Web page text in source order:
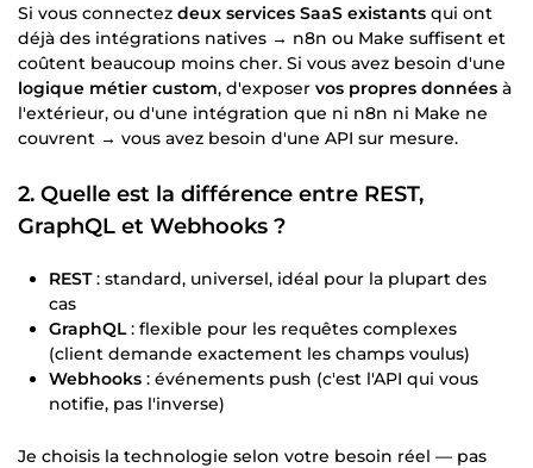
Si vous connectez deux services SaaS existants qui ont
déjà des intégrations natives → n8n ou Make suffisent et
coûtent beaucoup moins cher. Si vous avez besoin d'une
logique métier custom, d'exposer vos propres données à
l'extérieur, ou d'une intégration que ni n8n ni Make ne
couvrent → vous avez besoin d'une API sur mesure.
2. Quelle est la différence entre REST,
GraphQL et Webhooks ?
REST: standard, universel, idéal pour la plupart des
cas
GraphQL: flexible pour les requêtes complexes
(client demande exactement les champs voulus)
Webhooks : événements push (c'est l'API qui vous
notifie, pas l'inverse)
Je choisis la technologie selon votre besoin réel — pas